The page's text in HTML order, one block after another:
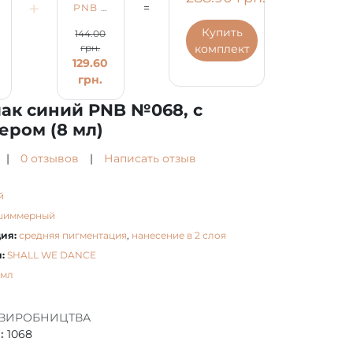
синий PNB №068, с
(8 мл)
| 0 отзывов | Написать отзыв
средняя пигментация, нанесение в 2 слоя
SHALL WE DANCE
1068
+
PNB 8
UV/LED
/
Закрепитель
для
лака с
УФ-
фильтром
144.00
грн.
129.60
грн.
=
Купить
комплект